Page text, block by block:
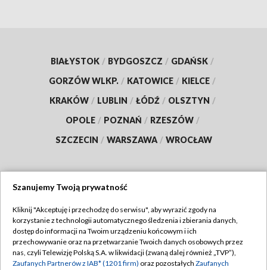
BIAŁYSTOK / BYDGOSZCZ / GDAŃSK /
GORZÓW WLKP. / KATOWICE / KIELCE /
KRAKÓW / LUBLIN / ŁÓDŹ / OLSZTYN /
OPOLE / POZNAŃ / RZESZÓW /
SZCZECIN / WARSZAWA / WROCŁAW
TVP
Abonament TVP
Emisja w TVP
Regulamin TVP
Polityka prywatności
Szanujemy Twoją prywatność
Kliknij "Akceptuję i przechodzę do serwisu", aby wyrazić zgody na
korzystanie z technologii automatycznego śledzenia i zbierania danych,
dostęp do informacji na Twoim urządzeniu końcowym i ich
przechowywanie oraz na przetwarzanie Twoich danych osobowych przez
nas, czyli Telewizję Polską S.A. w likwidacji (zwaną dalej również „TVP”),
Zaufanych Partnerów z IAB* (1201 firm) oraz pozostałych Zaufanych